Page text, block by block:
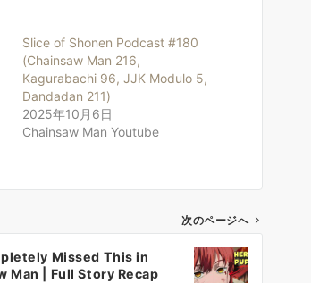
Slice of Shonen Podcast #180
(Chainsaw Man 216,
Kagurabachi 96, JJK Modulo 5,
Dandadan 211)
2025年10月6日
Chainsaw Man Youtube
次のページへ
Missed This in
Man | Full Story Recap